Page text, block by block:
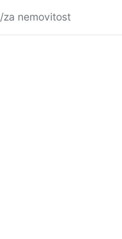
/za nemovitost